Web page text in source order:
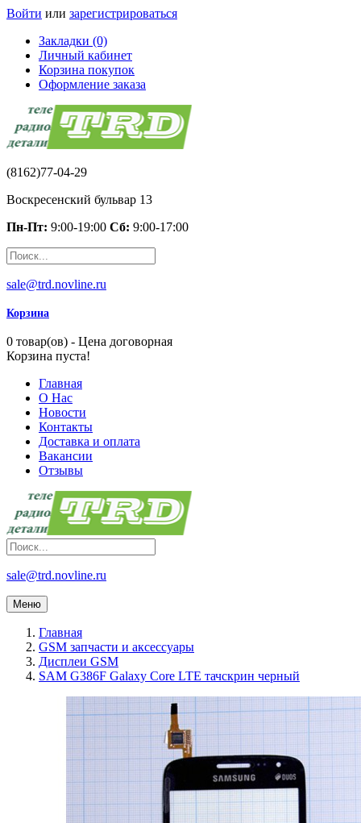
Войти или зарегистрироваться
Закладки (0)
Личный кабинет
Корзина покупок
Оформление заказа
(8162)77-04-29
Воскресенский бульвар 13
Пн-Пт: 9:00-19:00 Сб: 9:00-17:00
sale@trd.novline.ru
Корзина
0 товар(ов) - Цена договорная
Корзина пуста!
Главная
О Нас
Новости
Контакты
Доставка и оплата
Вакансии
Отзывы
sale@trd.novline.ru
Меню
Главная
GSM запчасти и аксессуары
Дисплеи GSM
SAM G386F Galaxy Core LTE тачскрин черный